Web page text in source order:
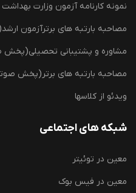
نمونه کارنامه آزمون وزارت بهداشت
مصاحبه بارتبه های برترآزمون
مشاوره و پشتیبانی
مصاحبه بارتبه های برتر(پخش
ویدئو از کلاسها
شبکه های اجتماعی
معین در توئیتر
معین در فیس بوک